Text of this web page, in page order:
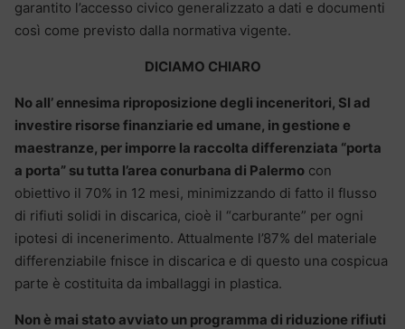
garantito l’accesso civico generalizzato a dati e documenti
così come previsto dalla normativa vigente.
DICIAMO CHIARO
No all’ ennesima riproposizione degli inceneritori, SI ad
investire risorse finanziarie ed umane, in gestione e
maestranze, per imporre la raccolta differenziata “porta
a porta” su tutta l’area conurbana di Palermo con
obiettivo il 70% in 12 mesi, minimizzando di fatto il flusso
di rifiuti solidi in discarica, cioè il “carburante” per ogni
ipotesi di incenerimento. Attualmente l’87% del materiale
differenziabile fnisce in discarica e di questo una cospicua
parte è costituita da imballaggi in plastica.
Non è mai stato avviato un programma di riduzione rifiuti